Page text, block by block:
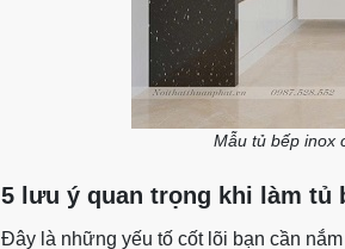
Mẫu tủ bếp inox
5 lưu ý quan trọng khi làm tủ
Đây là những yếu tố cốt lõi bạn cần